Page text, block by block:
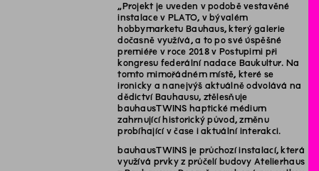
„Projekt je uveden v podobě vestavěné
instalace v PLATO, v bývalém
hobbymarketu Bauhaus, který galerie
dočasně využívá, a to po své úspěšné
premiéře v roce 2018 v Postupimi při
kongresu federální nadace Baukultur. Na
tomto mimořádném místě, které se
ironicky a nanejvýš aktuálně odvolává na
dědictví Bauhausu, ztělesňuje
bauhausTWINS haptické médium
zahrnující historický původ, změnu
probíhající v čase i aktuální interakci.
bauhausTWINS je průchozí instalací, která
využívá prvky z průčelí budovy Atelierhaus